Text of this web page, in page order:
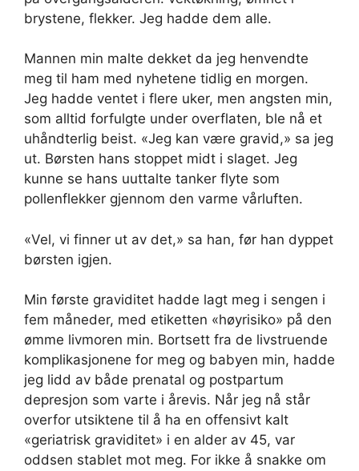
brystene, flekker. Jeg hadde dem alle.
Mannen min malte dekket da jeg henvendte
meg til ham med nyhetene tidlig en morgen.
Jeg hadde ventet i flere uker, men angsten min,
som alltid forfulgte under overflaten, ble nå et
uhåndterlig beist. «Jeg kan være gravid,» sa jeg
ut. Børsten hans stoppet midt i slaget. Jeg
kunne se hans uuttalte tanker flyte som
pollenflekker gjennom den varme vårluften.
«Vel, vi finner ut av det,» sa han, før han dyppet
børsten igjen.
Min første graviditet hadde lagt meg i sengen i
fem måneder, med etiketten «høyrisiko» på den
ømme livmoren min. Bortsett fra de livstruende
komplikasjonene for meg og babyen min, hadde
jeg lidd av både prenatal og postpartum
depresjon som varte i årevis. Når jeg nå står
overfor utsiktene til å ha en offensivt kalt
«geriatrisk graviditet» i en alder av 45, var
oddsen stablet mot meg. For ikke å snakke om